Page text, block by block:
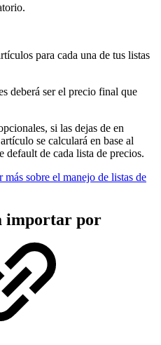
para cada una de tus listas
deberá ser el precio final que
si las dejas de en
se calculará en base al
default de cada lista de precios.
sobre el manejo de listas de
importar por